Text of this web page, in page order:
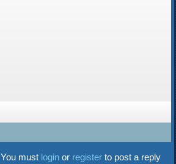
You must loginor registerto post a reply